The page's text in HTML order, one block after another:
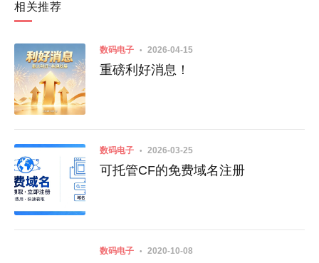
相关推荐
数码电子 2026-04-15
重磅利好消息！
数码电子 2026-03-25
可托管CF的免费域名注册
数码电子 2020-10-08